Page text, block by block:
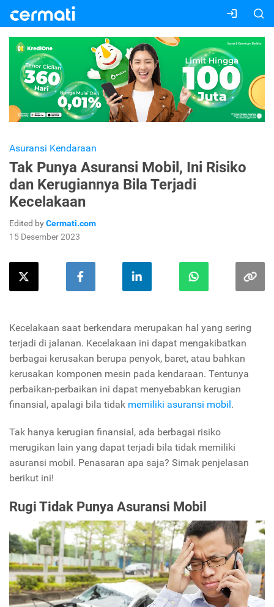
Asuransi Kendaraan
Tak Punya Asuransi Mobil, Ini Risiko
dan Kerugiannya Bila Terjadi
Kecelakaan
Edited byCermati.com
15 Desember 2023
Kecelakaan saat berkendara merupakan hal yang sering
terjadi di jalanan. Kecelakaan ini dapat mengakibatkan
berbagai kerusakan berupa penyok, baret, atau bahkan
kerusakan komponen mesin pada kendaraan. Tentunya
perbaikan-perbaikan ini dapat menyebabkan kerugian
finansial, apalagi bila tidak memiliki asuransi mobil .
Tak hanya kerugian finansial, ada berbagai risiko
merugikan lain yang dapat terjadi bila tidak memiliki
asuransi mobil. Penasaran apa saja? Simak penjelasan
berikut ini!
Rugi Tidak Punya Asuransi Mobil